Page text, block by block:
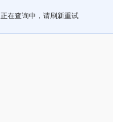
正在查询中，请刷新重试